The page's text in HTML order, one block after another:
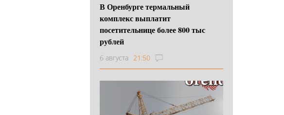
В Оренбурге термальный
комплекс выплатит
посетительнице более 800 тыс
рублей
6 августа 21:50